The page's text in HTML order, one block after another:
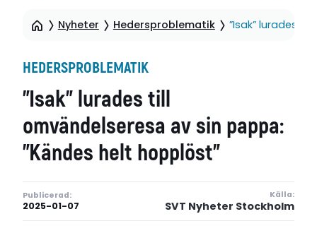
Nyheter Hedersproblematik ”Isak” lurades
HEDERSPROBLEMATIK
”Isak” lurades till
omvändelseresa av sin pappa:
”Kändes helt hopplöst”
Publicerad:
2025-01-07
Källa:
SVT Nyheter Stockholm